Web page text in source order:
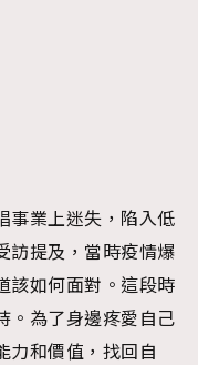
事業上迷失，陷入低
訪提及，當時疫情爆
該如何面對。這段時
。為了身邊疼愛自己
力和價值，找回自